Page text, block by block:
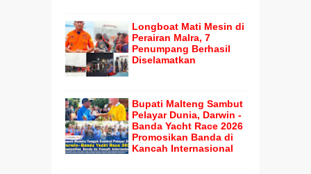
Longboat Mati Mesin di
Perairan Malra, 7
Penumpang Berhasil
Diselamatkan
Bupati Malteng Sambut
Pelayar Dunia, Darwin -
Banda Yacht Race 2026
Promosikan Banda di
Kancah Internasional